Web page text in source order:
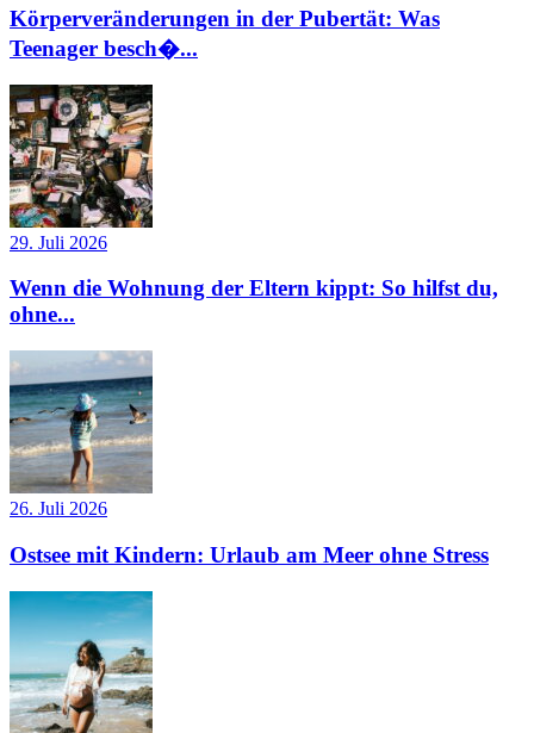
Körperveränderungen in der Pubertät: Was
Teenager besch�...
29. Juli 2026
Wenn die Wohnung der Eltern kippt: So hilfst du,
ohne...
26. Juli 2026
Ostsee mit Kindern: Urlaub am Meer ohne Stress